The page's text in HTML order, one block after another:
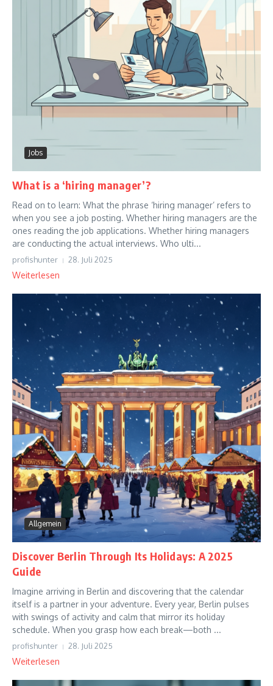
Jobs
What is a ‘hiring manager’?
Read on to learn: What the phrase ‘hiring manager’ refers to
when you see a job posting. Whether hiring managers are the
ones reading the job applications. Whether hiring managers
are conducting the actual interviews. Who ulti...
profishunter 28. Juli 2025
Weiterlesen
Allgemein
Discover Berlin Through Its Holidays: A 2025
Guide
Imagine arriving in Berlin and discovering that the calendar
itself is a partner in your adventure. Every year, Berlin pulses
with swings of activity and calm that mirror its holiday
schedule. When you grasp how each break—both ...
profishunter 28. Juli 2025
Weiterlesen